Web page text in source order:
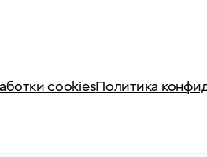
cookiesПолитика